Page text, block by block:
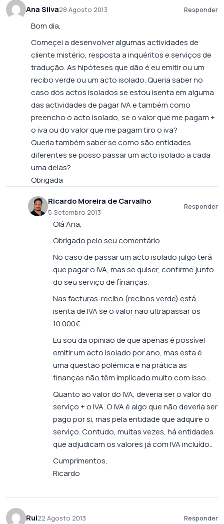
Ana Silva28 Agosto 2013 Responder
Bom dia,
Começei a desenvolver algumas actividades de
cliente mistério, resposta a inquéritos e serviços de
tradução. As hipóteses que dão é eu emitir ou um
recibo verde ou um acto isolado. Queria saber no
caso dos actos isolados se estou isenta em alguma
das actividades de pagar IVA e também como
preencho o acto isolado, se o valor que me pagam +
o iva ou do valor que me pagam tiro o iva?
Queria também saber se como são entidades
diferentes se posso passar um acto isolado a cada
uma delas?
Obrigada
Ricardo Moreira de Carvalho
5 Setembro 2013
Responder
Olá Ana,
Obrigado pelo seu comentário.
No caso de passar um acto isolado julgo terá
que pagar o IVA, mas se quiser, confirme junto
do seu serviço de finanças.
Nas facturas-recibo (recibos verde) está
isenta de IVA se o valor não ultrapassar os
10.000€.
Eu sou da opinião de que apenas é possível
emitir um acto isolado por ano, mas esta é
uma questão polémica e na prática as
finanças não têm implicado muito com isso..
Quanto ao valor do IVA, deveria ser o valor do
serviço + o IVA. O IVA é algo que não deveria ser
pago por si, mas pela entidade que adquire o
serviço. Contudo, muitas vezes, há entidades
que adjudicam os valores já com IVA incluído..
Cumprimentos,
Ricardo
Rui22 Agosto 2013 Responder